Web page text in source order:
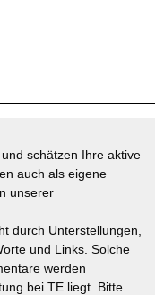
schätzen Ihre aktive
auch als eigene
unserer
durch Unterstellungen,
und Links. Solche
werden
bei TE liegt. Bitte